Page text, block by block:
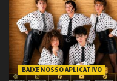
BAIXE NOSSO APLICATIVO